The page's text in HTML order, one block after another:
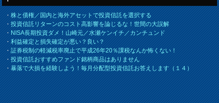
・株と債権／国内と海外アセットで投資信託を選択する
・投資信託リターンのコスト高影響を論じるな！世間の大誤解
・NISA長期投資ダメ！山崎元／水瀬ケンイチ／カンチュンド
・利益確定と損失確定が悪い？良い？
・証券税制の軽減税率廃止で平成26年20％課税なんか怖くない！
・投資信託おすすめファンド銘柄商品はありません
・暴落で大損を経験しよう！毎月分配型投資信託お答えします（１４）